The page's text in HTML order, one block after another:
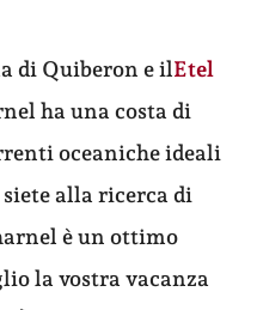
di Quiberon e ilEtel
ha una costa di
oceaniche ideali
alla ricerca di
è un ottimo
la vostra vacanza